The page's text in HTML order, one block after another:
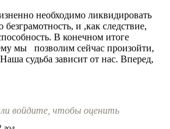
необходимо ликвидировать
и ,как следствие,
В конечном итоге
мы позволим сейчас произойти,
судьба зависит от нас. Вперед,
войдите, чтобы оценить